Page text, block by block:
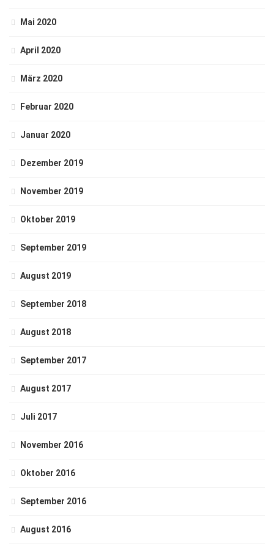
Mai 2020
April 2020
März 2020
Februar 2020
Januar 2020
Dezember 2019
November 2019
Oktober 2019
September 2019
August 2019
September 2018
August 2018
September 2017
August 2017
Juli 2017
November 2016
Oktober 2016
September 2016
August 2016